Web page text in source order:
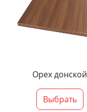
Орех донской
Выбрать